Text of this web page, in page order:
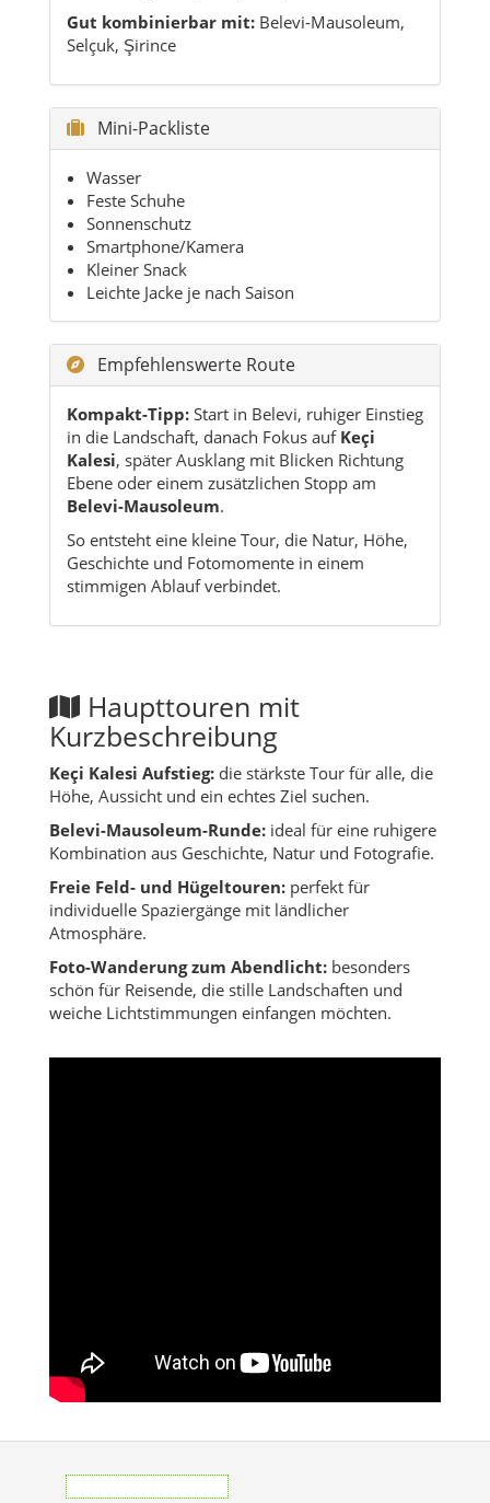
Gut kombinierbar mit: Belevi-Mausoleum,
Selçuk, Şirince
Mini-Packliste
Wasser
Feste Schuhe
Sonnenschutz
Smartphone/Kamera
Kleiner Snack
Leichte Jacke je nach Saison
Empfehlenswerte Route
Kompakt-Tipp: Start in Belevi, ruhiger Einstieg
in die Landschaft, danach Fokus auf Keçi
Kalesi, später Ausklang mit Blicken Richtung
Ebene oder einem zusätzlichen Stopp am
Belevi-Mausoleum.
So entsteht eine kleine Tour, die Natur, Höhe,
Geschichte und Fotomomente in einem
stimmigen Ablauf verbindet.
Haupttouren mit
Kurzbeschreibung
Keçi Kalesi Aufstieg: die stärkste Tour für alle, die
Höhe, Aussicht und ein echtes Ziel suchen.
Belevi-Mausoleum-Runde: ideal für eine ruhigere
Kombination aus Geschichte, Natur und Fotografie.
Freie Feld- und Hügeltouren: perfekt für
individuelle Spaziergänge mit ländlicher
Atmosphäre.
Foto-Wanderung zum Abendlicht: besonders
schön für Reisende, die stille Landschaften und
weiche Lichtstimmungen einfangen möchten.